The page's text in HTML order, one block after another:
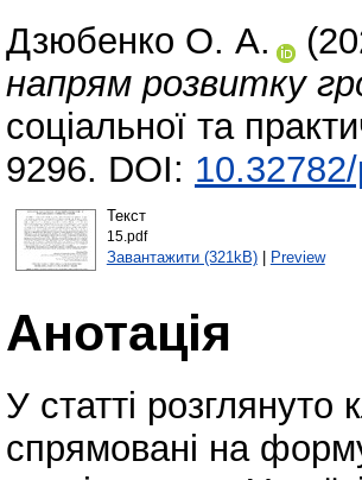
Дзюбенко О. А.
напрям розвитку
соціальної та
9296. DOI:
Текст
15.pdf
Завантажити (321kB)| Preview
Анотація
У статті розглянуто
спрямовані на